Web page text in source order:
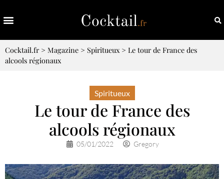
Cocktail.fr> Magazine > Spiritueux> Le tour de France des
alcools régionaux
Spiritueux
Le tour de France des
alcools régionaux
05/01/2022 Gregory